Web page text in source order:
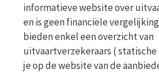
informatieve website over
en is geen financiële
bieden enkel een overzicht van
uitvaartverzekeraars (
je op de website van de